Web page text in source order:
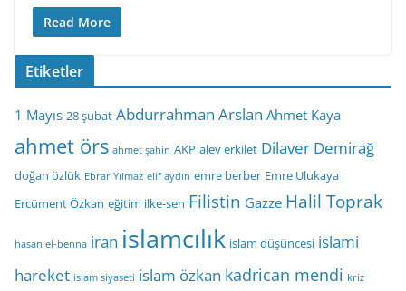
Read More
Etiketler
1 Mayıs 28 şubat Abdurrahman Arslan Ahmet Kaya
ahmet örs ahmet şahin AKP alev erkilet Dilaver Demirağ
doğan özlük Ebrar Yılmaz elif aydın emre berber Emre Ulukaya
Ercüment Özkan eğitim ilke-sen Filistin Gazze Halil Toprak
hasan el-benna iran islamcılık islam düşüncesi islami
hareket islam siyaseti islam özkan kadrican mendi kriz